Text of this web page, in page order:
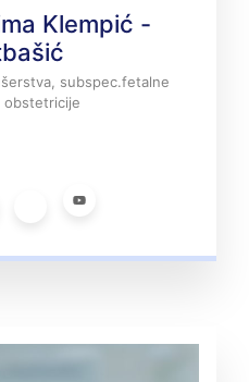
Klempić -
subspec.fetalne
obstetricije